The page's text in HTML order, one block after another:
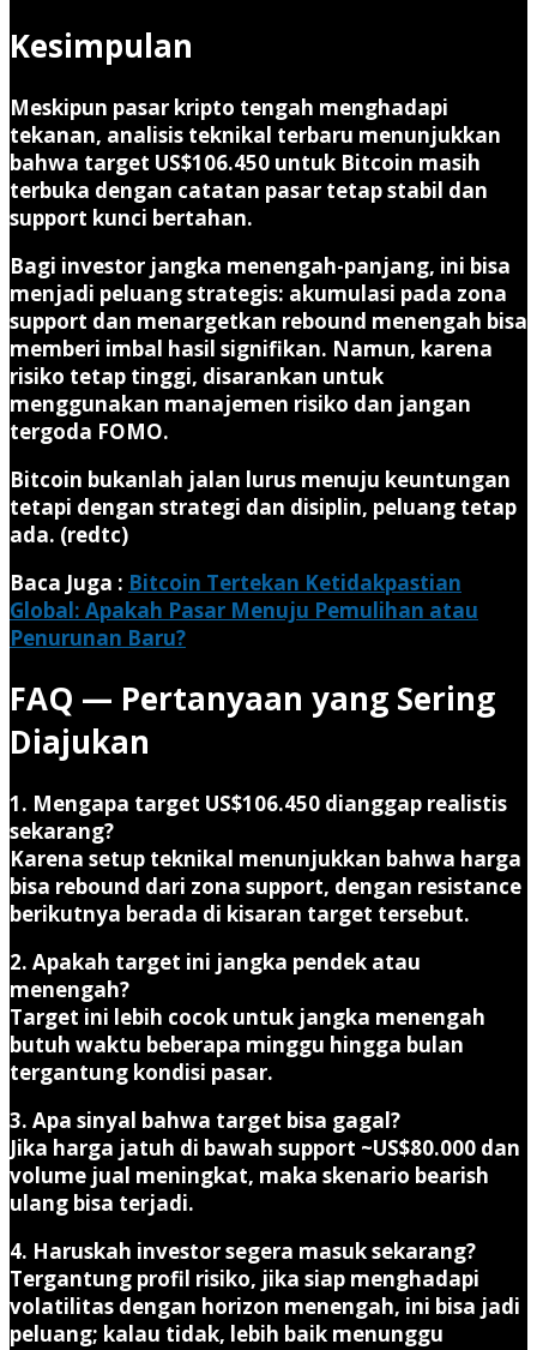
Kesimpulan
Meskipun pasar kripto tengah menghadapi
tekanan, analisis teknikal terbaru menunjukkan
bahwa target US$106.450 untuk Bitcoin masih
terbuka dengan catatan pasar tetap stabil dan
support kunci bertahan.
Bagi investor jangka menengah-panjang, ini bisa
menjadi peluang strategis: akumulasi pada zona
support dan menargetkan rebound menengah bisa
memberi imbal hasil signifikan. Namun, karena
risiko tetap tinggi, disarankan untuk
menggunakan manajemen risiko dan jangan
tergoda FOMO.
Bitcoin bukanlah jalan lurus menuju keuntungan
tetapi dengan strategi dan disiplin, peluang tetap
ada. (redtc)
Baca Juga : Bitcoin Tertekan Ketidakpastian
Global: Apakah Pasar Menuju Pemulihan atau
Penurunan Baru?
FAQ — Pertanyaan yang Sering
Diajukan
1. Mengapa target US$106.450 dianggap realistis
sekarang?
Karena setup teknikal menunjukkan bahwa harga
bisa rebound dari zona support, dengan resistance
berikutnya berada di kisaran target tersebut.
2. Apakah target ini jangka pendek atau
menengah?
Target ini lebih cocok untuk jangka menengah
butuh waktu beberapa minggu hingga bulan
tergantung kondisi pasar.
3. Apa sinyal bahwa target bisa gagal?
Jika harga jatuh di bawah support ~US$80.000 dan
volume jual meningkat, maka skenario bearish
ulang bisa terjadi.
4. Haruskah investor segera masuk sekarang?
Tergantung profil risiko, jika siap menghadapi
volatilitas dengan horizon menengah, ini bisa jadi
peluang; kalau tidak, lebih baik menunggu